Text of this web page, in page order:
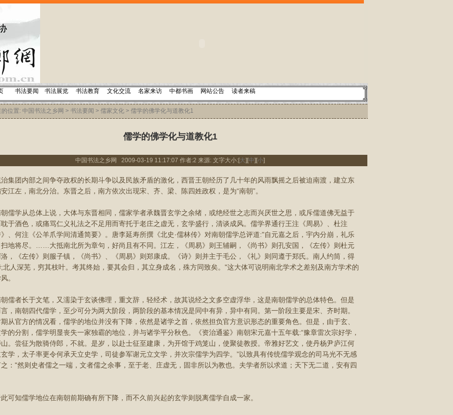
书法要闻 书法展览 书法教育 文化交流 名家来访 中都书画 网站公告 读者来稿
位置: 中国书法之乡网 > 书法要闻 > 儒家文化 > 儒学的佛学化与道教化1
儒学的佛学化与道教化1
中国书法之乡网 2009-03-19 11:17:07 作者:2 来源: 文字大小:[大][中][小]
集团内部之间争夺政权的长期斗争以及民族矛盾的激化，西晋王朝经历了几十年的风雨飘摇之后被迫南渡，建立东
江左，南北分治。东晋之后，南方依次出现宋、齐、梁、陈四姓政权，是为“南朝”。
学从总体上说，大体与东晋相同，儒家学者承魏晋玄学之余绪，或绝经世之志而兴厌世之思，或斥儒道佛无益于
于酒色，或痛骂仁义礼法之不足用而寄托于老庄之虚无，玄学盛行，清谈成风。儒学界通行王注《周易》、杜注
》、何注《公羊爪学间清通简要》。唐李延寿所撰《北史·儒林传》对南朝儒学总评道:"自元嘉之后，宇内分崩，礼乐
地将尽。……大抵南北所为章句，好尚且有不同。江左，《周易》则王辅嗣，《尚书》则孔安国，《左传》则杜元
，《左传》则服子镇，《尚书》、《周易》则郑康成。《诗》则并主于毛公，《礼》则同遵于郑氏。南人约筒，得
北人深芜，穷其枝叶。考其终始，要其会归，其立身成名，殊方同致矣。"这大体可说明南北学术之差别及南方学术的
。
者长于文笔，又濡染于玄谈佛理，重文辞，轻经术，故其说经之文多空虚浮华，这是南朝儒学的总体特色。但是
，南朝四代儒学，至少可分为两大阶段，两阶段的基本情况是同中有异，异中有同。第一阶段主要是宋、齐时期。
从官方的情况看，儒学的地位并没有下降，依然是诸学之首，依然担负官方意识形态的重要角色。但是，由于玄、
学的分割，儒学明显丧失一家独霸的地位，并与诸学平分秋色。《资治通鉴》南朝宋元嘉十五年载:“豫章雷次宗好学，
山。尝征为散骑侍郎，不就。是岁，以赴士征至建康，为开馆于鸡笼山，使聚徒教授。帝雅好艺文，使丹杨尹庐江何
学，太子率更令何承天立史学，司徒参军谢元立文学，并次宗儒学为四学。”以致具有传统儒学观念的司马光不无感
："然则史者儒之一端，文者儒之余事，至于老、庄虚无，固非所以为教也。夫学者所以求道；天下无二道，安有四
知儒学地位在南朝前期确有所下降，而不久前兴起的玄学则脱离儒学自成一家。